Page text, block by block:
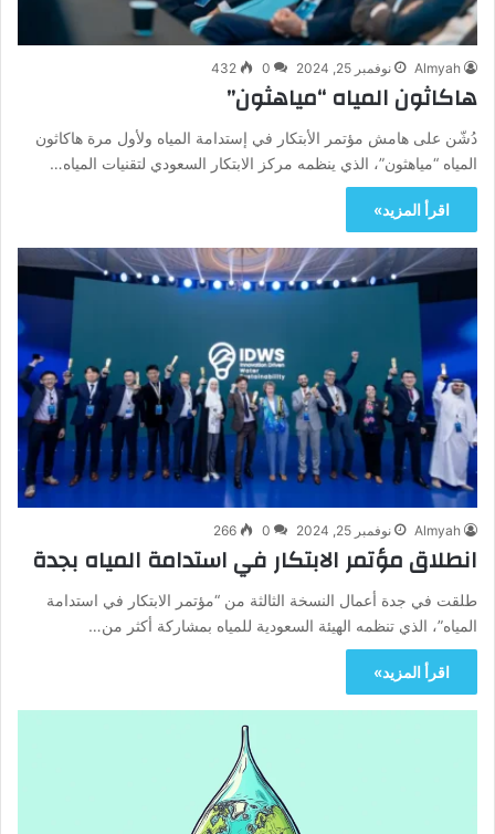
Almyah نوفمبر 25, 2024 0
432
هاكاثون المياه “مياهثون”
دُشّن على هامش مؤتمر الأبتكار في إستدامة المياه ولأول مرة هاكاثون
المياه “مياهثون”، الذي ينظمه مركز الابتكار السعودي لتقنيات المياه…
اقرأ المزيد»
Almyah نوفمبر 25, 2024 0
266
انطلاق مؤتمر الابتكار في استدامة المياه بجدة
طلقت في جدة أعمال النسخة الثالثة من “مؤتمر الابتكار في استدامة
المياه”، الذي تنظمه الهيئة السعودية للمياه بمشاركة أكثر من…
اقرأ المزيد»